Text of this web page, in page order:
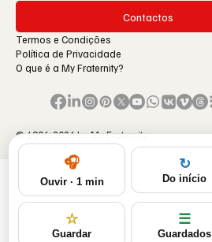
Contactos
Termos e Condições
Política de Privacidade
O que é a My Fraternity?
© 1996-2026 by My Fraternity.
🎧
Ouvir · 1 min
↻
Do início
☆
Guardar
☰
Guardados